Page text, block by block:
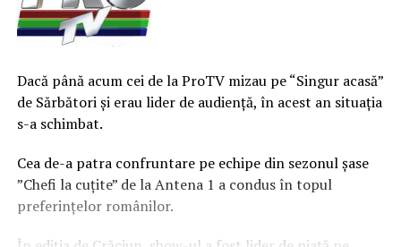
Dacă până acum cei de la ProTV mizau pe “Singur acasă”
de Sărbători şi erau lider de audienţă, în acest an situaţia
s-a schimbat.
Cea de-a patra confruntare pe echipe din sezonul şase
”Chefi la cuţite” de la Antena 1 a condus în topul
preferinţelor românilor.